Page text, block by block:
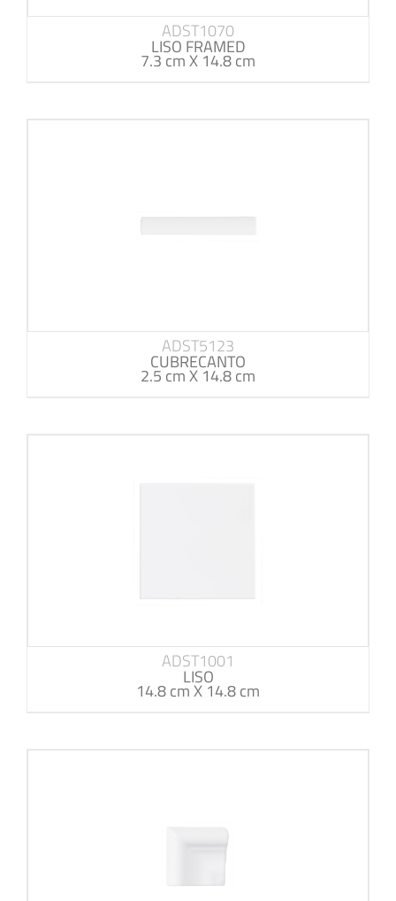
ADST1070
LISO FRAMED
7.3 cm X 14.8 cm
ADST5123
CUBRECANTO
2.5 cm X 14.8 cm
ADST1001
LISO
14.8 cm X 14.8 cm